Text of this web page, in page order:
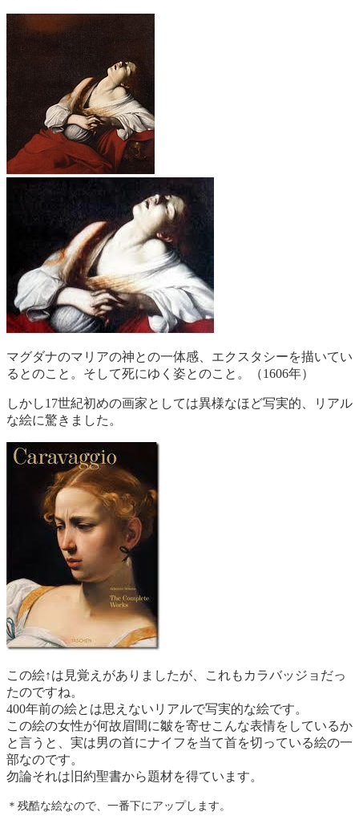
マグダナのマリアの神との一体感、エクスタシーを描いてい
るとのこと。そして死にゆく姿とのこと。（1606年）
しかし17世紀初めの画家としては異様なほど写実的、リアル
な絵に驚きました。
この絵↑は見覚えがありましたが、これもカラバッジョだっ
たのですね。
400年前の絵とは思えないリアルで写実的な絵です。
この絵の女性が何故眉間に皺を寄せこんな表情をしているか
と言うと、実は男の首にナイフを当て首を切っている絵の一
部なのです。
勿論それは旧約聖書から題材を得ています。
＊残酷な絵なので、一番下にアップします。